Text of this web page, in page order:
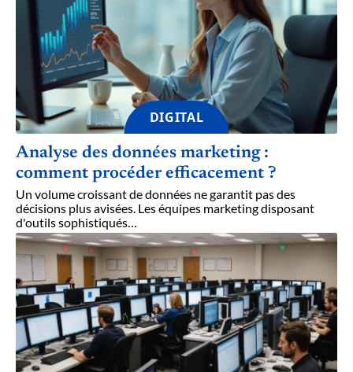
DIGITAL
Analyse des données marketing :
comment procéder efficacement ?
Un volume croissant de données ne garantit pas des
décisions plus avisées. Les équipes marketing disposant
d'outils sophistiqués